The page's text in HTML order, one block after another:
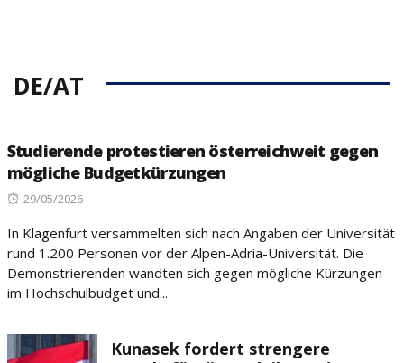
DE/AT
Studierende protestieren österreichweit gegen
mögliche Budgetkürzungen
Posted
29/05/2026
In Klagenfurt versammelten sich nach Angaben der Universität
rund 1.200 Personen vor der Alpen-Adria-Universität. Die
Demonstrierenden wandten sich gegen mögliche Kürzungen
im Hochschulbudget und...
Kunasek fordert strengere